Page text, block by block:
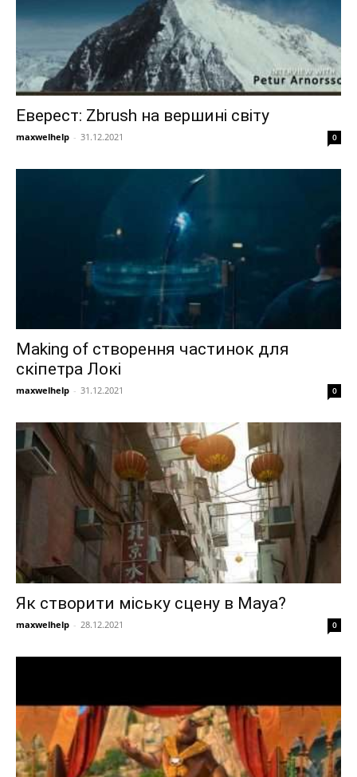
Еверест: Zbrush на вершині світу
maxwelhelp - 31.12.2021 0
Making of створення частинок для
скіпетра Локі
maxwelhelp - 31.12.2021 0
Як створити міську сцену в Maya?
maxwelhelp - 28.12.2021 0